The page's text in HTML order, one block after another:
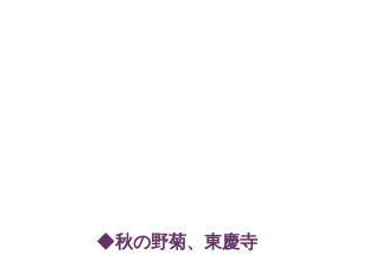
◆秋の野菊、東慶寺